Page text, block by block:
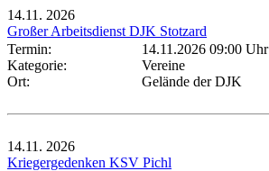
14.11. 2026
Großer Arbeitsdienst DJK Stotzard
Termin:
14.11.2026 09:00 Uhr
Kategorie:
Vereine
Ort:
Gelände der DJK
14.11. 2026
Kriegergedenken KSV Pichl